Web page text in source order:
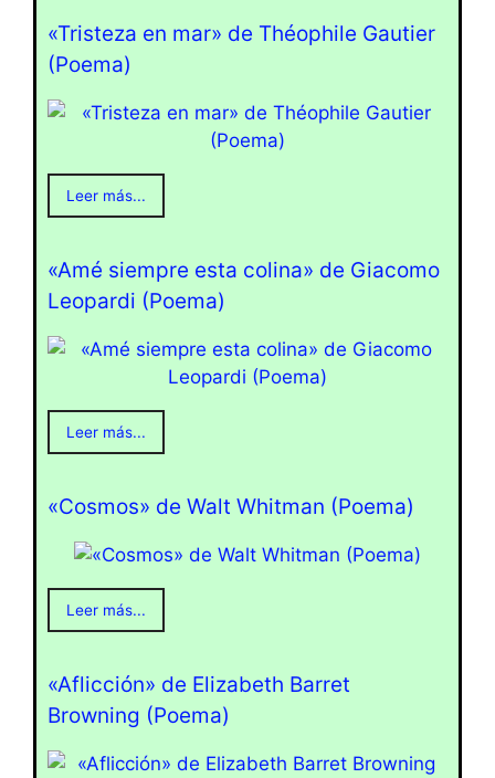
«Tristeza en mar» de Théophile Gautier
(Poema)
Leer más...
«Amé siempre esta colina» de Giacomo
Leopardi (Poema)
Leer más...
«Cosmos» de Walt Whitman (Poema)
Leer más...
«Aflicción» de Elizabeth Barret
Browning (Poema)